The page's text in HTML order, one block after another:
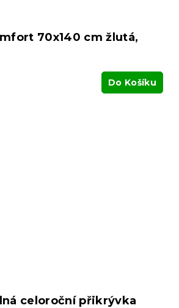
70x140 cm žlutá,
Do Košíku
celoroční přikrývka